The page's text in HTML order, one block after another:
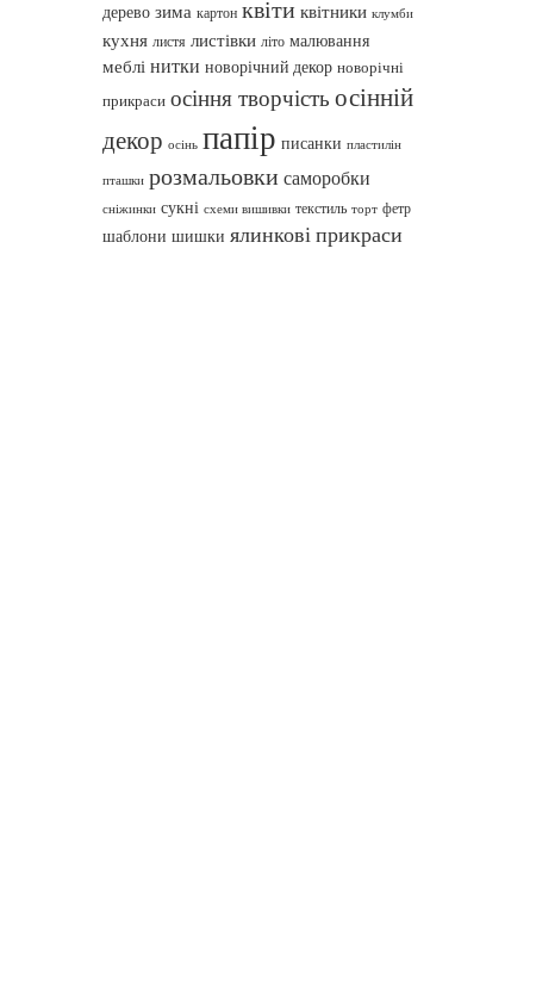
дерево зима картон квіти квітники клумби
кухня листя листівки літо малювання
меблі нитки новорічний декор новорічні
прикраси осіння творчість осінній
декор осінь папір писанки пластилін
пташки розмальовки саморобки
сніжинки сукні схеми вишивки текстиль торт фетр
шаблони шишки ялинкові прикраси